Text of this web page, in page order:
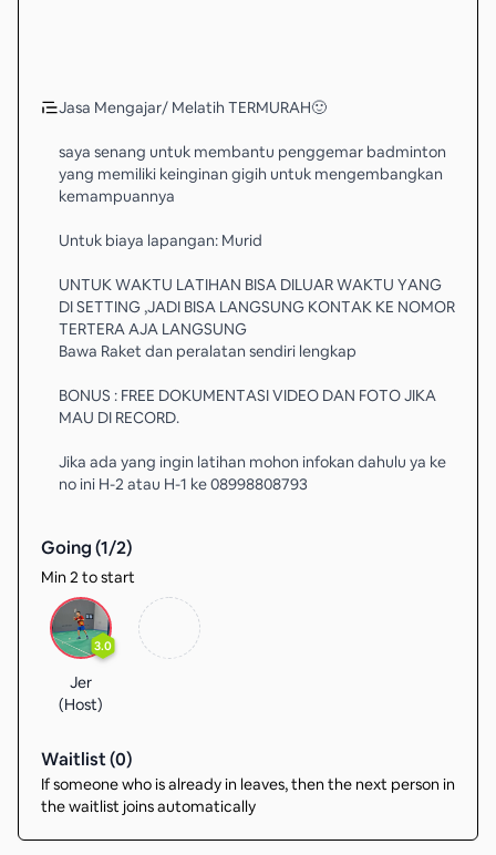
Jasa Mengajar/ Melatih TERMURAH🙂
saya senang untuk membantu penggemar badminton
yang memiliki keinginan gigih untuk mengembangkan
kemampuannya
Untuk biaya lapangan: Murid
UNTUK WAKTU LATIHAN BISA DILUAR WAKTU YANG
DI SETTING ,JADI BISA LANGSUNG KONTAK KE NOMOR
TERTERA AJA LANGSUNG
Bawa Raket dan peralatan sendiri lengkap
BONUS : FREE DOKUMENTASI VIDEO DAN FOTO JIKA
MAU DI RECORD.
Jika ada yang ingin latihan mohon infokan dahulu ya ke
no ini H-2 atau H-1 ke 08998808793
Going (1/2)
Min 2 to start
3.0
Jer
(Host)
Waitlist (0)
If someone who is already in leaves, then the next person in
the waitlist joins automatically